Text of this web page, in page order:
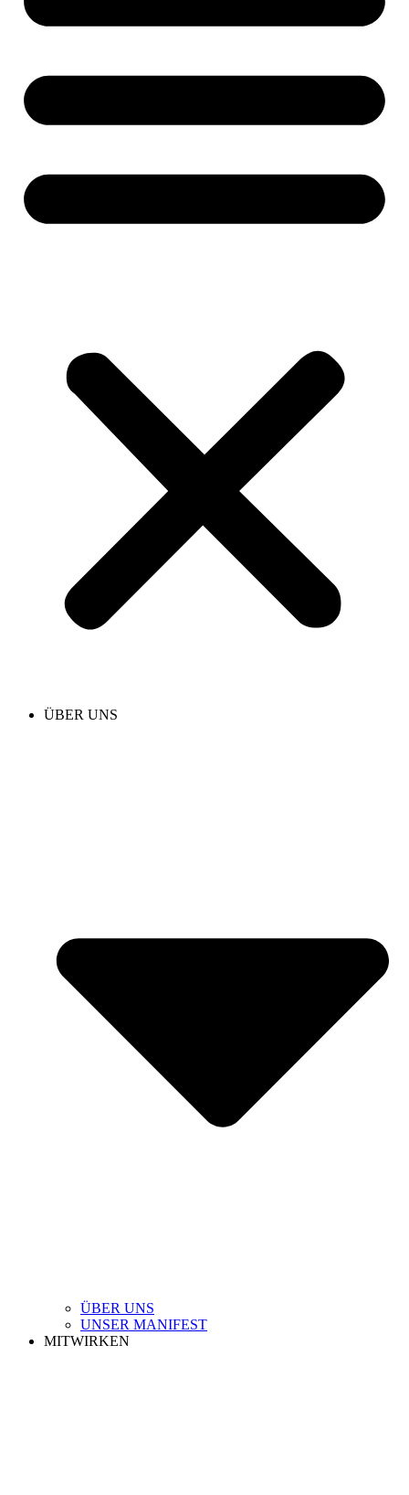
ÜBER UNS
ÜBER UNS
UNSER MANIFEST
MITWIRKEN